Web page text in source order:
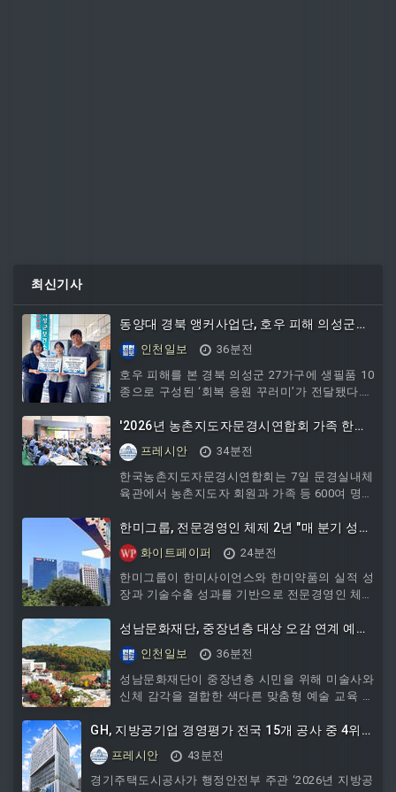
최신기사
동양대 경북 앵커사업단, 호우 피해 의성군에
'회복 응원 꾸러미' 전달
인천일보
36분전
호우 피해를 본 경북 의성군 27가구에 생필품 10
종으로 구성된 ‘회복 응원 꾸러미’가 전달됐다.동
력해 해당 물품 27세트를 마련했다. 사업단은 의
성 지역의 건강과 돌봄 체계 구축 사업을 추진하
고 있다.
'2026년 농촌지도자문경시연합회 가족 한마
음대회'​ 개최
프레시안
34분전
한국농촌지도자문경시연합회는 7일 문경실내체
육관에서 농촌지도자 회원과 가족 등 600여 명이
지도자문경시연합회 ...
한미그룹, 전문경영인 체제 2년 "매 분기 성
장, 성과창출"
화이트페이퍼
24분전
한미그룹이 한미사이언스와 한미약품의 실적 성
장과 기술수출 성과를 기반으로 전문경영인 체제
사업회사 간 협업을 확대하고 신약 출시와 연구
개발을 중심으로 성장 흐름을 이어간다는 구상이
다.7일 한미그룹에 따르면 지주회사 한미사이언
스는 김재교 대표 취임 이후 사업 영역을 넓히며
작년 매출 1조3500억 원을 넘어섰다. 올해 상반
며 성장세를 이어갔다.지주회사 역할을 단순 관
성남문화재단, 중장년층 대상 오감 연계 예술
프로그램 개설
인천일보
36분전
성남문화재단이 중장년층 시민을 위해 미술사와
신체 감각을 결합한 색다른 맞춤형 예술 교육 프
GH, 지방공기업 경영평가 전국 15개 공사 중 4위…
2년 연속 '나' 등급
프레시안
43분전
경기주택도시공사가 행정안전부 주관 ‘2026년 지방공